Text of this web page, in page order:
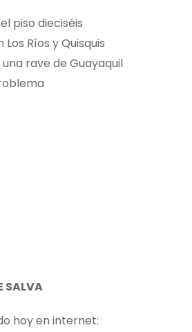
piso dieciséis
Ríos y Quisquis
rave de Guayaquil
SALVA
hoy en internet: